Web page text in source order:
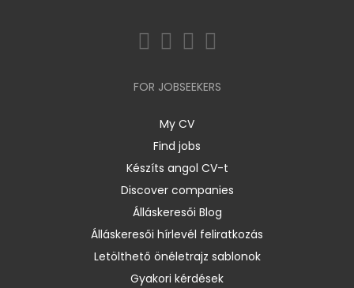
FOR JOBSEEKERS
My CV
Find jobs
Készíts angol CV-t
Discover companies
Álláskeresői Blog
Álláskeresői hírlevél feliratkozás
Letölthető önéletrajz sablonok
Gyakori kérdések